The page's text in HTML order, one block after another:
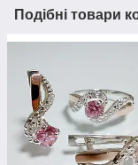
Подібні товари